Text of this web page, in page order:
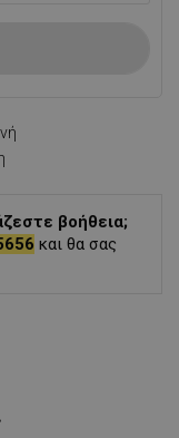
βοήθεια;
και θα σας